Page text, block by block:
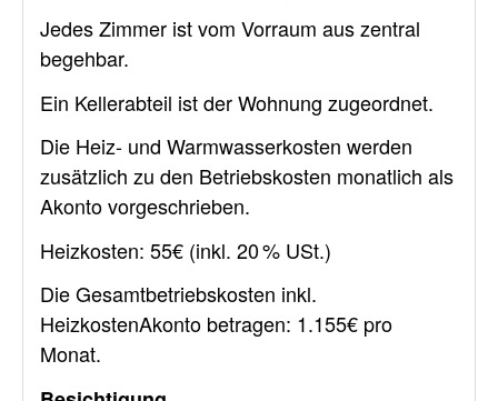
Jedes Zimmer ist vom Vorraum aus zentral
begehbar.
Ein Kellerabteil ist der Wohnung zugeordnet.
Die Heiz- und Warmwasserkosten werden
zusätzlich zu den Betriebskosten monatlich als
Akonto vorgeschrieben.
Heizkosten: 55€ (inkl. 20 % USt.)
Die Gesamtbetriebskosten inkl.
HeizkostenAkonto betragen: 1.155€ pro
Monat.